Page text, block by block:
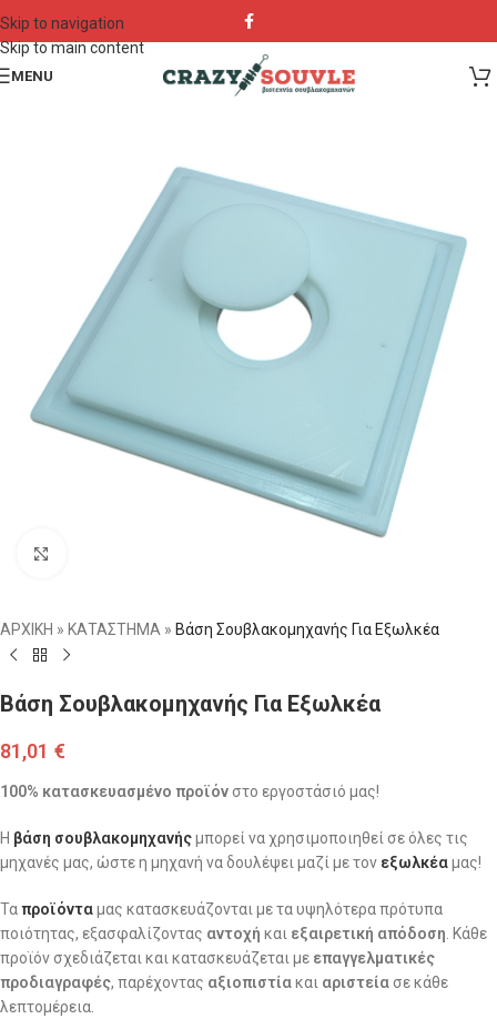
Skip to navigation
Skip to main content
MENU
ΑΡΧΙΚΗ » ΚΑΤΑΣΤΗΜΑ » Βάση Σουβλακομηχανής Για Εξωλκέα
Βάση Σουβλακομηχανής Για Εξωλκέα
81,01 €
100% κατασκευασμένο προϊόν στο εργοστάσιό μας!
Η βάση σουβλακομηχανήςμπορεί να χρησιμοποιηθεί σε όλες τις
μηχανές μας, ώστε η μηχανή να δουλέψει μαζί με τον εξωλκέαμας!
Ταπροϊόνταμας κατασκευάζονται με τα υψηλότερα πρότυπα
ποιότητας, εξασφαλίζοντας αντοχή και εξαιρετική απόδοση . Κάθε
προϊόν σχεδιάζεται και κατασκευάζεται με επαγγελματικές
προδιαγραφές, παρέχοντας αξιοπιστίακαι αριστεία σε κάθε
λεπτομέρεια.